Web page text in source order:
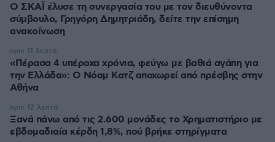
Ο ΣΚΑΪ έλυσε τη συνεργασία του με τον διευθύνοντα
σύμβουλο, Γρηγόρη Δημητριάδη, δείτε την επίσημη
ανακοίνωση
«Πέρασα 4 υπέροχα χρόνια, φεύγω με βαθιά αγάπη για
την Ελλάδα»: Ο Νόαμ Κατζ αποχωρεί από πρέσβης στην
Αθήνα
πριν 11 λεπτά
Ξανά πάνω από τις 2.600 μονάδες το Χρηματιστήριο με
εβδομαδιαία κέρδη 1,8%, πού βρήκε στηρίγματα
πριν 12 λεπτά